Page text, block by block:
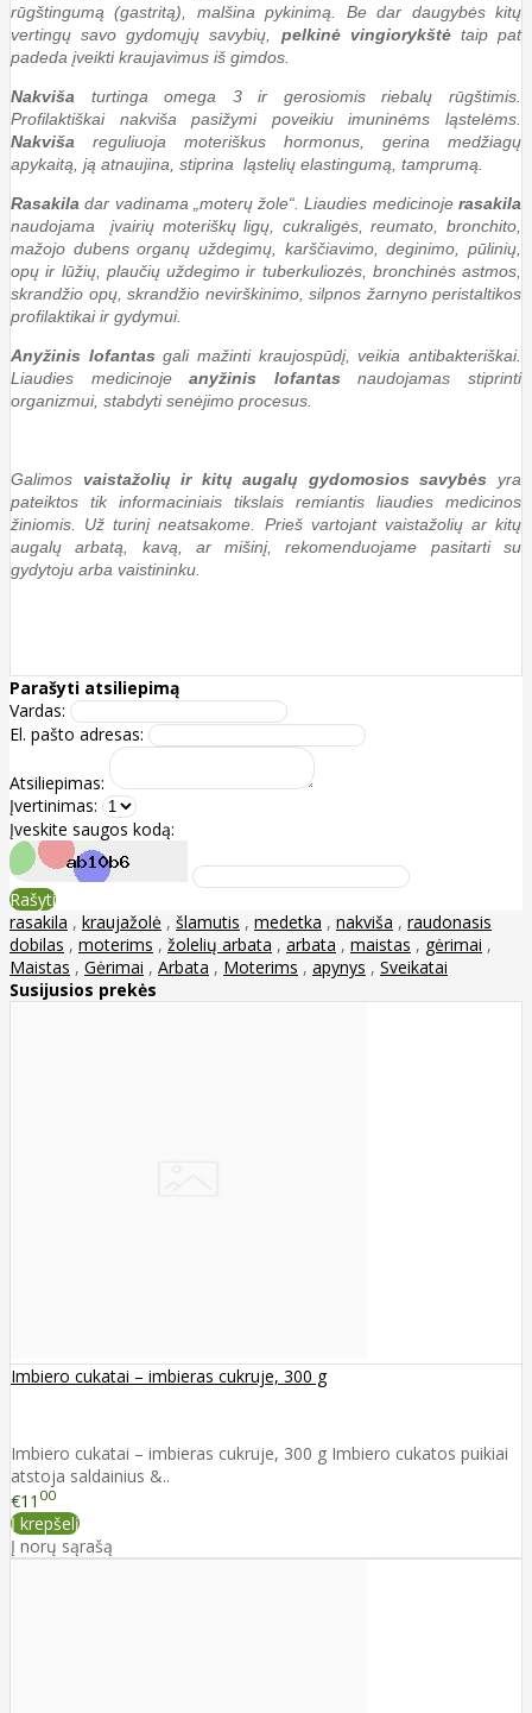
rūgštingumą (gastritą), malšina pykinimą. Be dar daugybės kitų
vertingų savo gydomųjų savybių, pelkinė vingiorykštėtaip pat
padeda įveikti kraujavimus iš gimdos.
Nakviša turtinga omega 3 ir gerosiomis riebalų rūgštimis.
Profilaktiškai nakviša pasižymi poveikiu imuninėms ląstelėms.
Nakviša reguliuoja moteriškus hormonus, gerina medžiagų
apykaitą, ją atnaujina, stiprina ląstelių elastingumą, tamprumą.
Rasakila dar vadinama „moterų žole“. Liaudies medicinoje rasakila
naudojama įvairių moteriškų ligų, cukraligės, reumato, bronchito,
mažojo dubens organų uždegimų, karščiavimo, deginimo, pūlinių,
opų ir lūžių, plaučių uždegimo ir tuberkuliozės, bronchinės astmos,
skrandžio opų, skrandžio nevirškinimo, silpnos žarnyno peristaltikos
profilaktikai ir gydymui.
Anyžinis lofantas gali mažinti kraujospūdį, veikia antibakteriškai.
Liaudies medicinojeanyžinis lofantas naudojamas stiprinti
organizmui, stabdyti senėjimo procesus.
Galimos vaistažolių ir kitų augalų gydomosios savybės yra
pateiktos tik informaciniais tikslais remiantis liaudies medicinos
žiniomis. Už turinį neatsakome. Prieš vartojant vaistažolių ar kitų
augalų arbatą, kavą, ar mišinį, rekomenduojame pasitarti su
gydytoju arba vaistininku.
Parašyti atsiliepimą
Vardas:
El. pašto adresas:
Atsiliepimas:
Įvertinimas:
Įveskite saugos kodą:
Rašyti
rasakila , kraujažolė , šlamutis , medetka , nakviša , raudonasis
dobilas , moterims , žolelių arbata , arbata , maistas , gėrimai ,
Maistas , Gėrimai , Arbata , Moterims , apynys , Sveikatai
Susijusios prekės
Imbiero cukatai – imbieras cukruje, 300 g
Imbiero cukatai – imbieras cukruje, 300 g Imbiero cukatos puikiai
atstoja saldainius &..
€11 00
Į krepšelį
Į norų sąrašą